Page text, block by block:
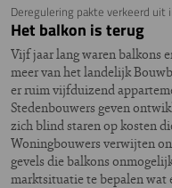
Deregulering pakte verkeerd uit
Het balkon is terug
Vijf jaar lang waren balkons
meer van het landelijk
er ruim vijfduizend
Stedenbouwers geven
zich blind staren op kosten
Woningbouwers verwijten
gevels die balkons
marktsituatie te bepalen wat